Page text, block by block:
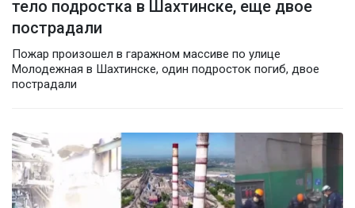
тело подростка в Шахтинске, еще двое
пострадали
Пожар произошел в гаражном массиве по улице
Молодежная в Шахтинске, один подросток погиб, двое
пострадали